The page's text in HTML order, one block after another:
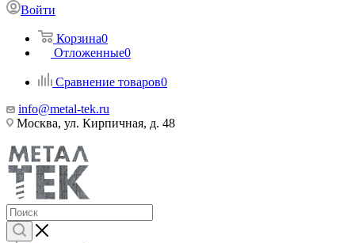
Войти
Корзина0
Отложенные0
Сравнение товаров0
info@metal-tek.ru
Москва, ул. Кирпичная, д. 48